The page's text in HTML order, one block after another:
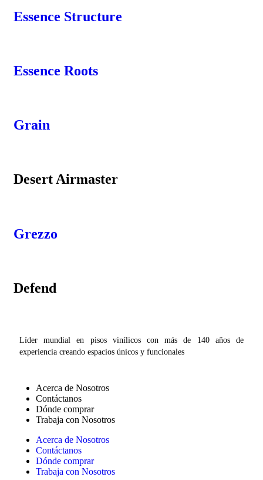
Essence Structure
Essence Roots
Grain
Desert Airmaster
Grezzo
Defend
Líder mundial en pisos vinílicos con más de 140 años de
experiencia creando espacios únicos y funcionales
Acerca de Nosotros
Contáctanos
Dónde comprar
Trabaja con Nosotros
Acerca de Nosotros
Contáctanos
Dónde comprar
Trabaja con Nosotros